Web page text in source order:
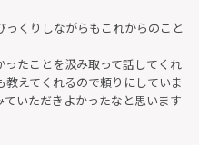
くりしながらもこれからのこと
たことを汲み取って話してくれ
えてくれるので頼りにしていま
いただきよかったなと思います